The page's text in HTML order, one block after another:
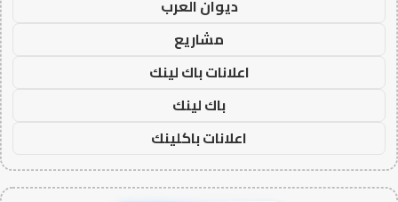
ديوان العرب
مشاريع
اعلانات باك لينك
باك لينك
اعلانات باكلينك